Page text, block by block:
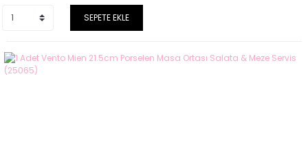
SEPETE EKLE